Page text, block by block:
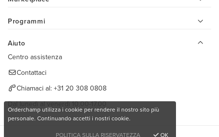
Programmi
Aiuto
Centro assistenza
Contattaci
Chiamaci al: +31 20 308 0808
Dal lunedì al venerdì 10.00-17.00
Orderchamp utilizza i cookie per rendere il nostro sito più
personale. Continuando accetti i nostri cookie.
POLITICA SULLA RISERVATEZZA
OK